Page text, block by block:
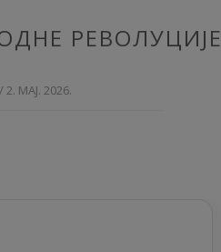
РЕВОЛУЦИЈЕ
МАЈ. 2026.